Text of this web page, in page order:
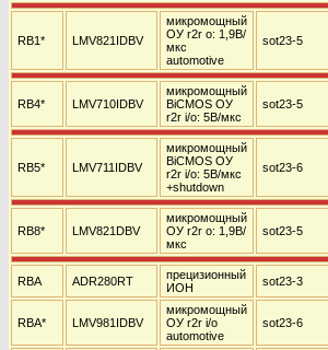
RB1* LMV821IDBV
микромощный
ОУ r2r o: 1,9В/
мкс
automotive
sot23-5
RB4* LMV710IDBV
микромощный
BiCMOS ОУ
r2r i/o: 5В/мкс
sot23-5
RB5* LMV711IDBV
микромощный
BiCMOS ОУ
r2r i/o: 5В/мкс
+shutdown
sot23-6
RB8* LMV821DBV
микромощный
ОУ r2r o: 1,9В/
мкс
sot23-5
RBA ADR280RT
прецизионный
ИОН
sot23-3
RBA* LMV981IDBV
микромощный
ОУ r2r i/o
automotive
sot23-6